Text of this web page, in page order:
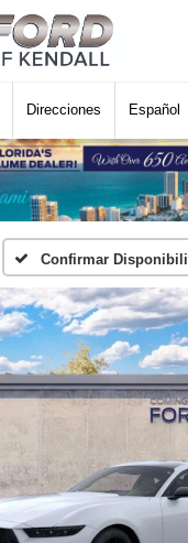
Direcciones Español
Confirmar